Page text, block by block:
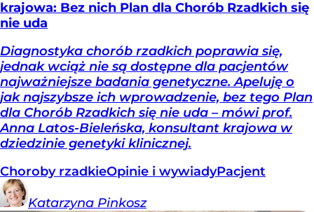
krajowa: Bez nich Plan dla Chorób Rzadkich się
nie uda
Diagnostyka chorób rzadkich poprawia się,
jednak wciąż nie są dostępne dla pacjentów
najważniejsze badania genetyczne. Apeluję o
jak najszybsze ich wprowadzenie, bez tego Plan
dla Chorób Rzadkich się nie uda – mówi prof.
Anna Latos-Bieleńska, konsultant krajowa w
dziedzinie genetyki klinicznej.
Choroby rzadkieOpinie i wywiadyPacjent
Katarzyna Pinkosz